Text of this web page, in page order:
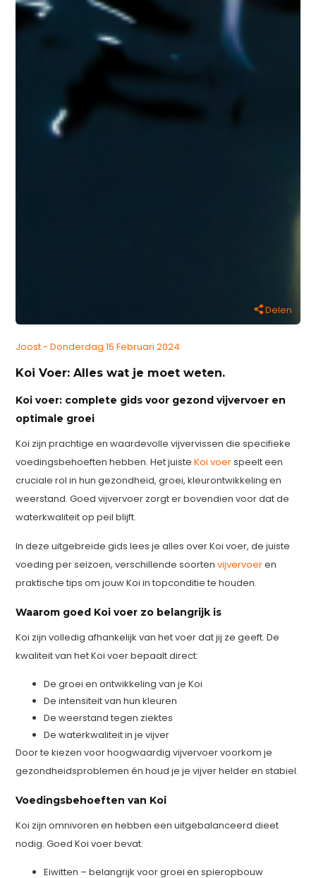
Delen
Joost - Donderdag 15 Februari 2024
Koi Voer: Alles wat je moet weten.
Koi voer: complete gids voor gezond vijvervoer en
optimale groei
Koi zijn prachtige en waardevolle vijvervissen die specifieke
voedingsbehoeften hebben. Het juisteKoi voerspeelt een
cruciale rol in hun gezondheid, groei, kleurontwikkeling en
weerstand. Goed vijvervoer zorgt er bovendien voor dat de
waterkwaliteit op peil blijft.
In deze uitgebreide gids lees je alles over Koi voer, de juiste
voeding per seizoen, verschillende soortenvijvervoeren
praktische tips om jouw Koi in topconditie te houden.
Waarom goed Koi voer zo belangrijk is
Koi zijn volledig afhankelijk van het voer dat jij ze geeft. De
kwaliteit van het Koi voer bepaalt direct:
De groei en ontwikkeling van je Koi
De intensiteit van hun kleuren
De weerstand tegen ziektes
De waterkwaliteit in je vijver
Door te kiezen voor hoogwaardig vijvervoer voorkom je
gezondheidsproblemen én houd je je vijver helder en stabiel.
Voedingsbehoeften van Koi
Koi zijn omnivoren en hebben een uitgebalanceerd dieet
nodig. Goed Koi voer bevat:
Eiwitten – belangrijk voor groei en spieropbouw